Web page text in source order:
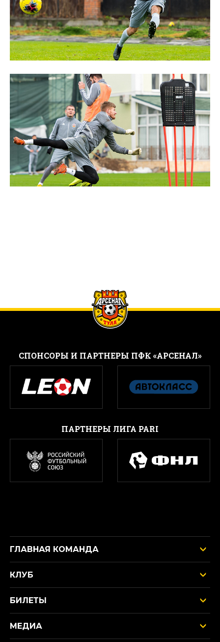
CПОНСОРЫ И ПАРТНЕРЫ ПФК «АРСЕНАЛ»
ПАРТНЕРЫ ЛИГА PARI
ГЛАВНАЯ КОМАНДА
КЛУБ
БИЛЕТЫ
МЕДИА